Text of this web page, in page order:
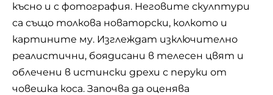
късно и с фотография. Неговите скулптури
са също толкова новаторски, колкото и
картините му. Изглеждат изключително
реалистични, боядисани в телесен цвят и
облечени в истински дрехи с перуки от
човешка коса. Започва да оценява